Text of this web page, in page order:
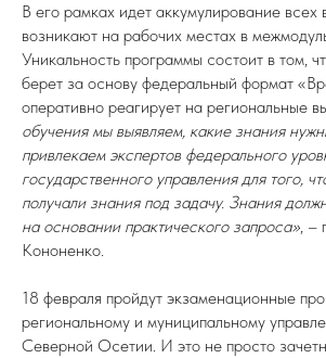
В его рамках идет аккумулирование всех
возникают на рабочих местах в
Уникальность программы состоит в том,
берет за основу федеральный формат
оперативно реагирует на региональные
обучения мы выявляем, какие знания
привлекаем экспертов федерального
государственного управления для того,
получали знания под задачу. Знания
на основании практического запроса», –
Кононенко.
18 февраля пройдут экзаменационные
региональному и муниципальному
Северной Осетии. И это не просто